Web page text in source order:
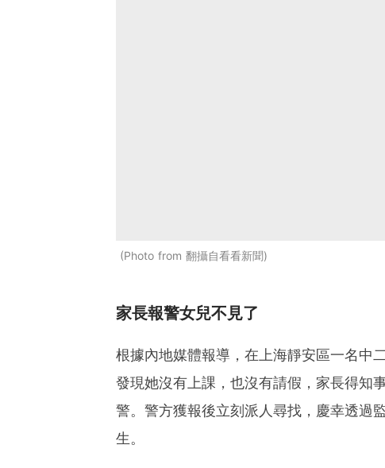
Photo from 翻攝自看看新聞
家長報警女兒不見了
根據內地媒體報導，在上海靜安區一名中
發現她沒有上課，也沒有請假，家長得知
警。警方獲報後立刻派人尋找，慶幸透過
生。